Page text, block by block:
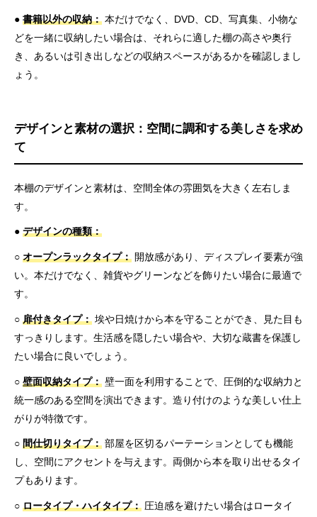
● 書籍以外の収納： 本だけでなく、DVD、CD、写真集、小物な
どを一緒に収納したい場合は、それらに適した棚の高さや奥行
き、あるいは引き出しなどの収納スペースがあるかを確認しまし
ょう。
デザインと素材の選択：空間に調和する美しさを求め
て
本棚のデザインと素材は、空間全体の雰囲気を大きく左右しま
す。
● デザインの種類：
○ オープンラックタイプ： 開放感があり、ディスプレイ要素が強
い。本だけでなく、雑貨やグリーンなどを飾りたい場合に最適で
す。
○ 扉付きタイプ： 埃や日焼けから本を守ることができ、見た目も
すっきりします。生活感を隠したい場合や、大切な蔵書を保護し
たい場合に良いでしょう。
○ 壁面収納タイプ： 壁一面を利用することで、圧倒的な収納力と
統一感のある空間を演出できます。造り付けのような美しい仕上
がりが特徴です。
○ 間仕切りタイプ： 部屋を区切るパーテーションとしても機能
し、空間にアクセントを与えます。両側から本を取り出せるタイ
プもあります。
○ ロータイプ・ハイタイプ： 圧迫感を避けたい場合はロータイ